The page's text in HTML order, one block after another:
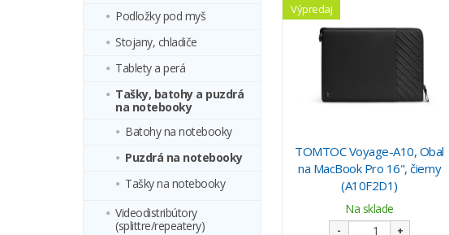
Podložky pod myš
Stojany, chladiče
Tablety a perá
Tašky, batohy a puzdrá
na notebooky
Batohy na notebooky
Puzdrá na notebooky
Tašky na notebooky
Videodistribútory
(splittre/repeatery)
Výpredaj
TOMTOC Voyage-A10, Obal
na MacBook Pro 16", čierny
(A10F2D1)
Na sklade
- +